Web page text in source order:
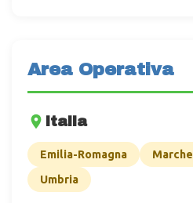
Area Operativa
Italia
Emilia-Romagna Marche
Umbria